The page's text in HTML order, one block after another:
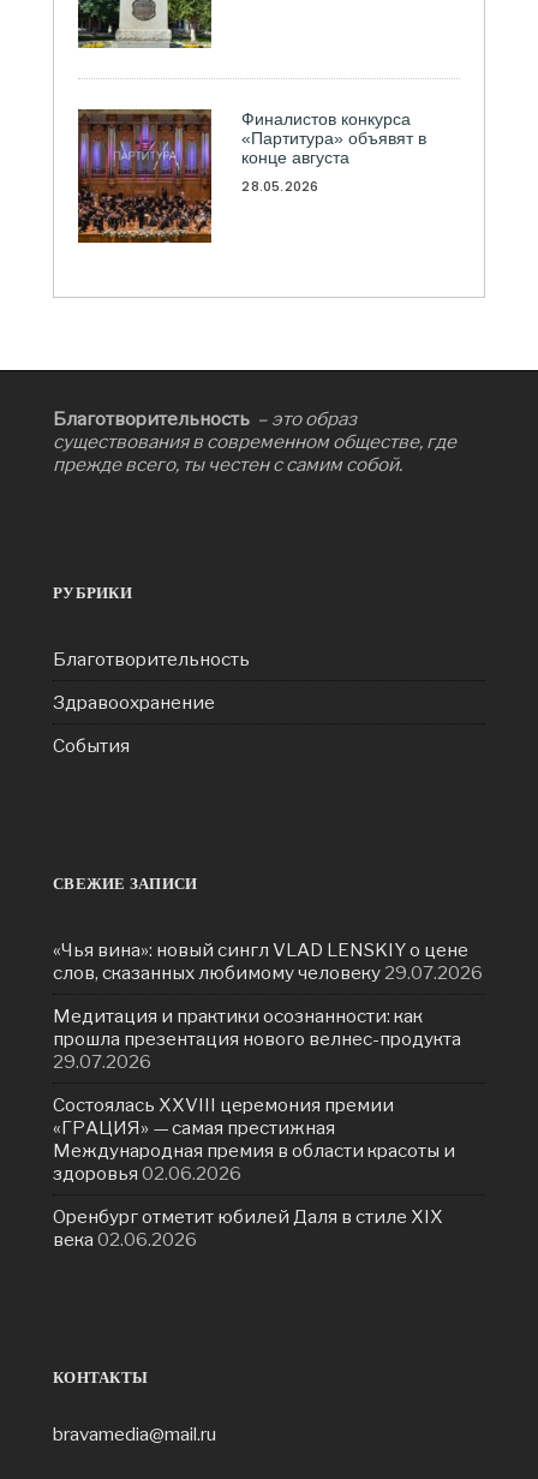
Финалистов конкурса
«Партитура» объявят в
конце августа
28.05.2026
Благотворительность – это образ
существования в современном обществе, где
прежде всего, ты честен с самим собой.
РУБРИКИ
Благотворительность
Здравоохранение
События
СВЕЖИЕ ЗАПИСИ
«Чья вина»: новый сингл VLAD LENSKIY о цене
слов, сказанных любимому человеку29.07.2026
Медитация и практики осознанности: как
прошла презентация нового велнес-продукта
29.07.2026
Состоялась ХXVIII церемония премии
«ГРАЦИЯ» — самая престижная
Международная премия в области красоты и
здоровья 02.06.2026
Оренбург отметит юбилей Даля в стиле XIX
века 02.06.2026
КОНТАКТЫ
bravamedia@mail.ru